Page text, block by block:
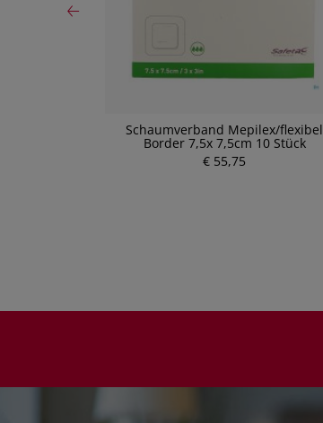
Schaumverband Mepilex/flexibel
Border 7,5x 7,5cm 10 Stück
€ 55,75